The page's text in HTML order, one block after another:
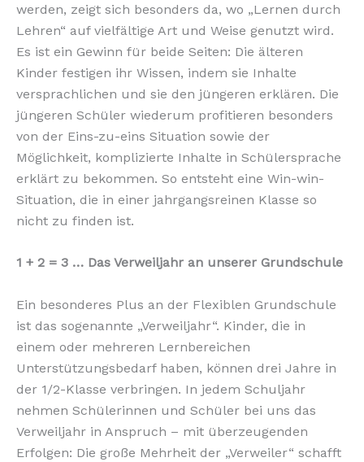
werden, zeigt sich besonders da, wo „Lernen durch
Lehren“ auf vielfältige Art und Weise genutzt wird.
Es ist ein Gewinn für beide Seiten: Die älteren
Kinder festigen ihr Wissen, indem sie Inhalte
versprachlichen und sie den jüngeren erklären. Die
jüngeren Schüler wiederum profitieren besonders
von der Eins-zu-eins Situation sowie der
Möglichkeit, komplizierte Inhalte in Schülersprache
erklärt zu bekommen. So entsteht eine Win-win-
Situation, die in einer jahrgangsreinen Klasse so
nicht zu finden ist.
1 + 2 = 3 … Das Verweiljahr an unserer Grundschule
Ein besonderes Plus an der Flexiblen Grundschule
ist das sogenannte „Verweiljahr“. Kinder, die in
einem oder mehreren Lernbereichen
Unterstützungsbedarf haben, können drei Jahre in
der 1/2-Klasse verbringen. In jedem Schuljahr
nehmen Schülerinnen und Schüler bei uns das
Verweiljahr in Anspruch – mit überzeugenden
Erfolgen: Die große Mehrheit der „Verweiler“ schafft